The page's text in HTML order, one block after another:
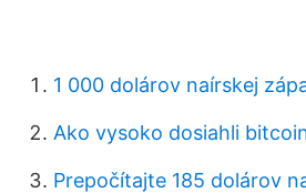
1 000 dolárov naírskej
Ako vysoko dosiahli
Prepočítajte 185 dolárov